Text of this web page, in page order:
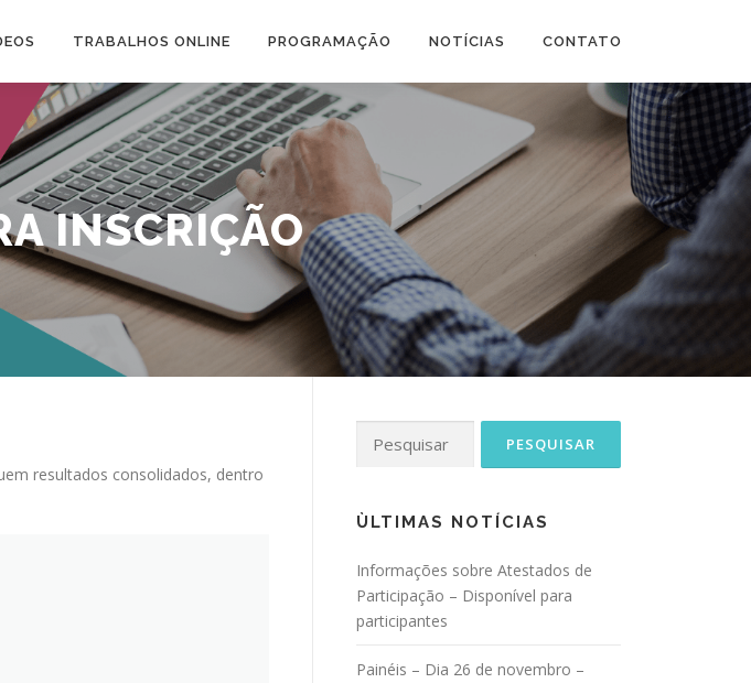
TRABALHOS ONLINE PROGRAMAÇÃO NOTÍCIAS CONTATO
INSCRIÇÃO
resultados consolidados, dentro
por:
ÙLTIMAS NOTÍCIAS
Informações sobre Atestados de
Participação – Disponível para
participantes
Painéis – Dia 26 de novembro –